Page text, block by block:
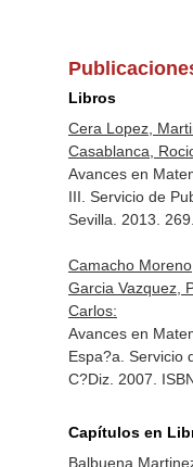
Libros
Cera Lopez,
Casablanca,
Avances en
III. Servicio de
Sevilla. 2013.
Camacho
Garcia Vazquez,
Carlos:
Avances en
Espa?a. Servicio
C?Diz. 2007.
Capítulos en
Balbuena